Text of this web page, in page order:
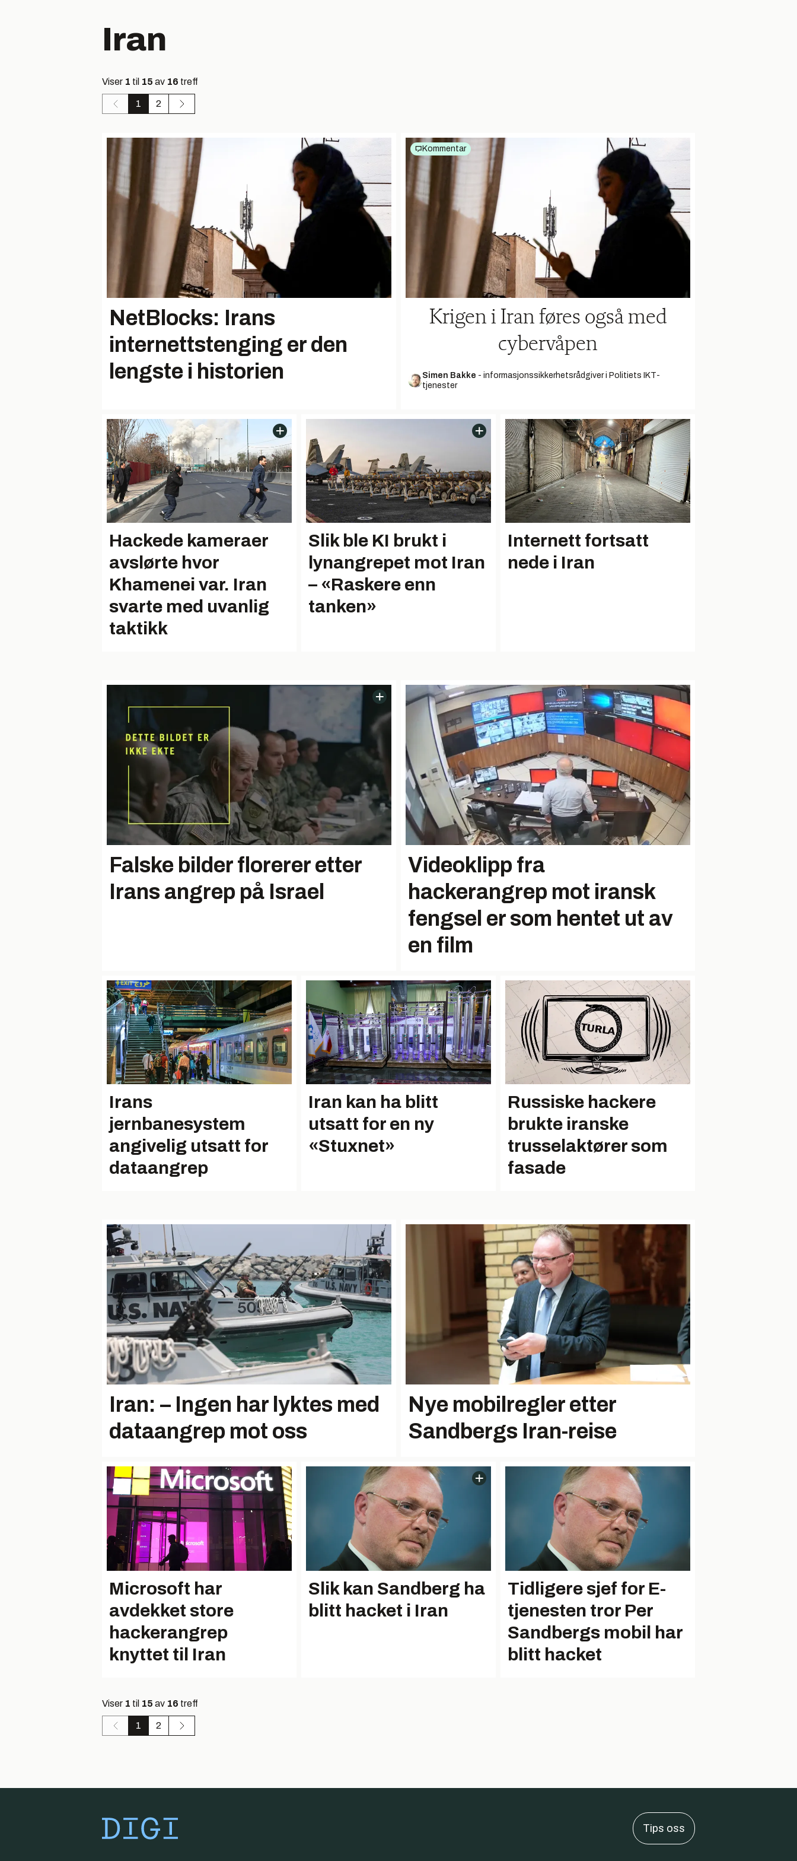
Iran
Viser 1 til 15 av 16 treff
1 2
NetBlocks: Irans
internettstenging er den
lengste i historien
Kommentar
Krigen i Iran føres også med
cybervåpen
Simen Bakke - informasjonssikkerhetsrådgiver i Politiets IKT-
tjenester
Hackede kameraer
avslørte hvor
Khamenei var. Iran
svarte med uvanlig
taktikk
Slik ble KI brukt i
lynangrepet mot Iran
– «Raskere enn
tanken»
Internett fortsatt
nede i Iran
Falske bilder florerer etter
Irans angrep på Israel
Videoklipp fra
hackerangrep mot iransk
fengsel er som hentet ut av
en film
Irans
jernbanesystem
angivelig utsatt for
dataangrep
Iran kan ha blitt
utsatt for en ny
«Stuxnet»
Russiske hackere
brukte iranske
trusselaktører som
fasade
Iran: – Ingen har lyktes med
dataangrep mot oss
Nye mobilregler etter
Sandbergs Iran-reise
Microsoft har
avdekket store
hackerangrep
knyttet til Iran
Slik kan Sandberg ha
blitt hacket i Iran
Tidligere sjef for E-
tjenesten tror Per
Sandbergs mobil har
blitt hacket
Viser 1 til 15 av 16 treff
1 2
Tips oss